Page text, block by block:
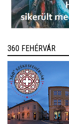
360 FEHÉRVÁR